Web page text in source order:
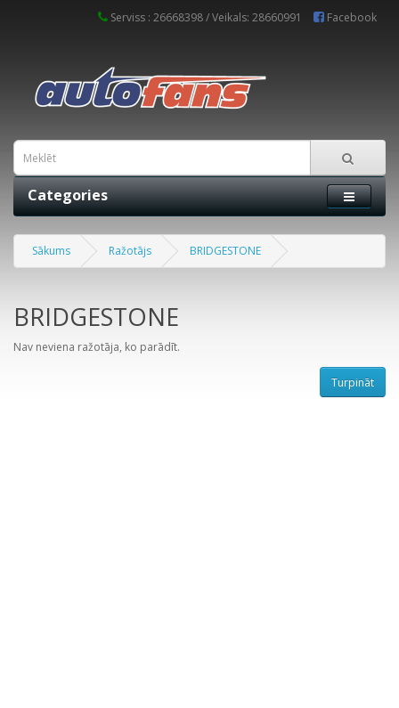
Serviss : 26668398 / Veikals: 28660991 Facebook
Categories
Sākums Ražotājs BRIDGESTONE
BRIDGESTONE
Nav neviena ražotāja, ko parādīt.
Turpināt